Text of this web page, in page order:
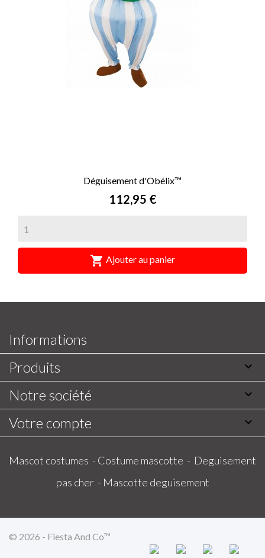
Déguisement d'Obélix™
Prix
112,95 €
 Ajouter au panier
Informations
Produits

Notre société 
Votre compte 
Mascot costumes - Costume mascotte - Deguisement
pas cher - Mascotte deguisement
© 2026 - Fiesta And Co™